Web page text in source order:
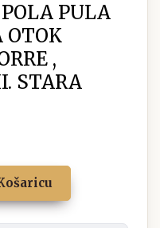
POLA PULA
OTOK
,
STARA